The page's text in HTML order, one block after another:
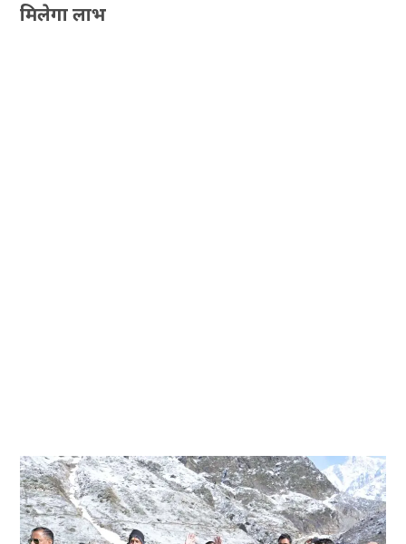
मिलेगा लाभ